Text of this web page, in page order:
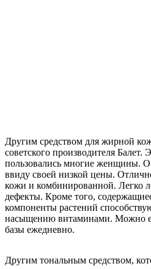
Другим средством для жирной
советского производителя
пользовались многие женщины.
ввиду своей низкой цены.
кожи и комбинированной. Легко
дефекты. Кроме того,
компоненты растений
насыщению витаминами. Можно
базы ежедневно.
Другим тональным средством,